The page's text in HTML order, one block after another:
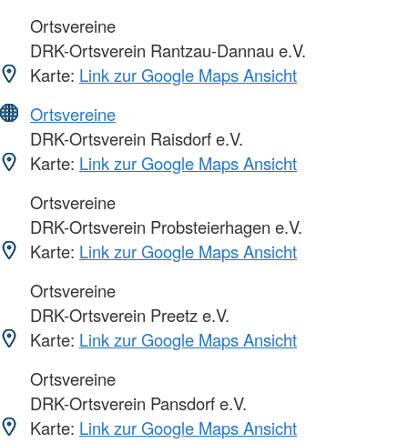
Ortsvereine
DRK-Ortsverein Rantzau-Dannau e.V.
Karte: Link zur Google Maps Ansicht
Ortsvereine
DRK-Ortsverein Raisdorf e.V.
Karte: Link zur Google Maps Ansicht
Ortsvereine
DRK-Ortsverein Probsteierhagen e.V.
Karte: Link zur Google Maps Ansicht
Ortsvereine
DRK-Ortsverein Preetz e.V.
Karte: Link zur Google Maps Ansicht
Ortsvereine
DRK-Ortsverein Pansdorf e.V.
Karte: Link zur Google Maps Ansicht